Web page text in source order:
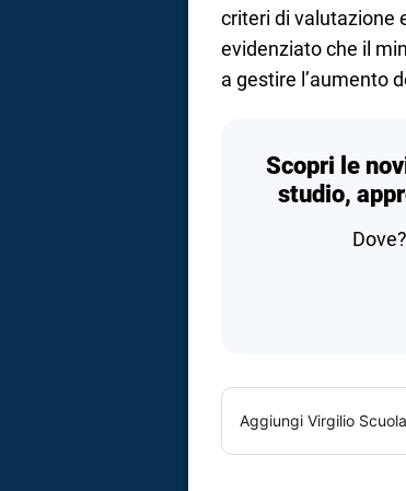
criteri di valutazione
evidenziato che il
a gestire l’aumento
Scopri le
studio,
Dove?
Aggiungi Virgilio Scuola